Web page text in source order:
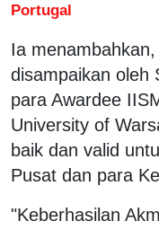
Portugal
Ia
disampaikan oleh
para Awardee
University of
baik dan valid
Pusat dan para
"Keberhasilan